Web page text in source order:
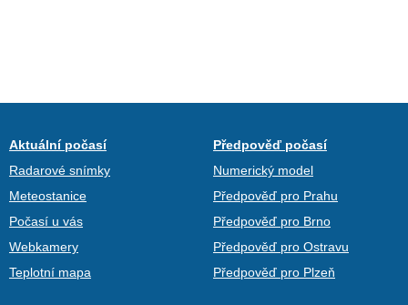
Aktuální počasí
Radarové snímky
Meteostanice
Počasí u vás
Webkamery
Teplotní mapa
Předpověď počasí
Numerický model
Předpověď pro Prahu
Předpověď pro Brno
Předpověď pro Ostravu
Předpověď pro Plzeň